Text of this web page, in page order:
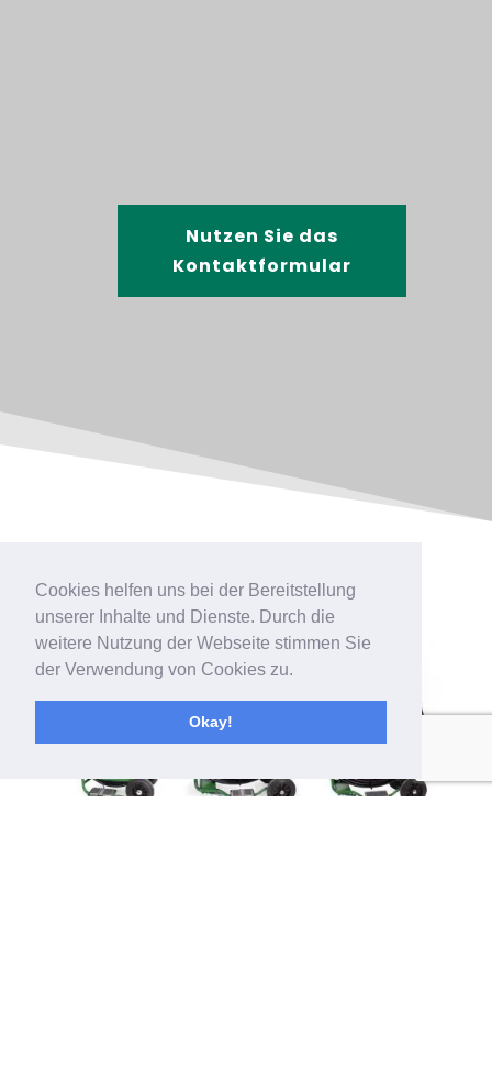
Cookies helfen uns bei der Bereitstellung
unserer Inhalte und Dienste. Durch die
weitere Nutzung der Webseite stimmen Sie
der Verwendung von Cookies zu.
Okay!
Nutzen Sie das
Kontaktformular